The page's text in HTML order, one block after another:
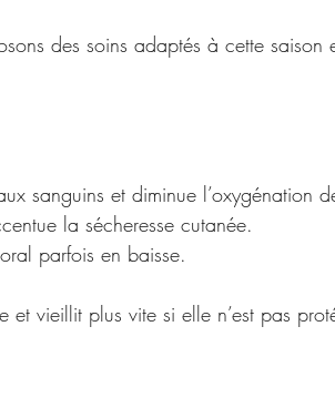
des soins adaptés à cette saison
sanguins et diminue l’oxygénation
la sécheresse cutanée.
parfois en baisse.
vieillit plus vite si elle n’est pas